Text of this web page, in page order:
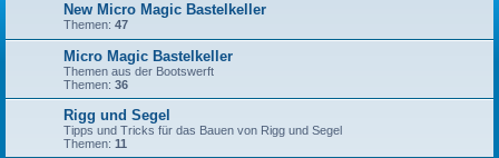
New Micro Magic Bastelkeller
Themen: 47
Micro Magic Bastelkeller
Themen aus der Bootswerft
Themen: 36
Rigg und Segel
Tipps und Tricks für das Bauen von Rigg und Segel
Themen: 11